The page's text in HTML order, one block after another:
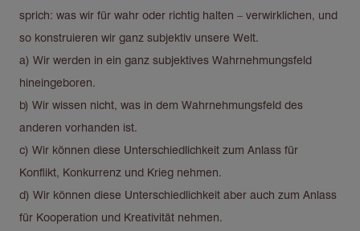
sprich: was wir für wahr oder richtig halten – verwirklichen, und
so konstruieren wir ganz subjektiv unsere Welt.
a) Wir werden in ein ganz subjektives Wahrnehmungsfeld
hineingeboren.
b) Wir wissen nicht, was in dem Wahrnehmungsfeld des
anderen vorhanden ist.
c) Wir können diese Unterschiedlichkeit zum Anlass für
Konflikt, Konkurrenz und Krieg nehmen.
d) Wir können diese Unterschiedlichkeit aber auch zum Anlass
für Kooperation und Kreativität nehmen.